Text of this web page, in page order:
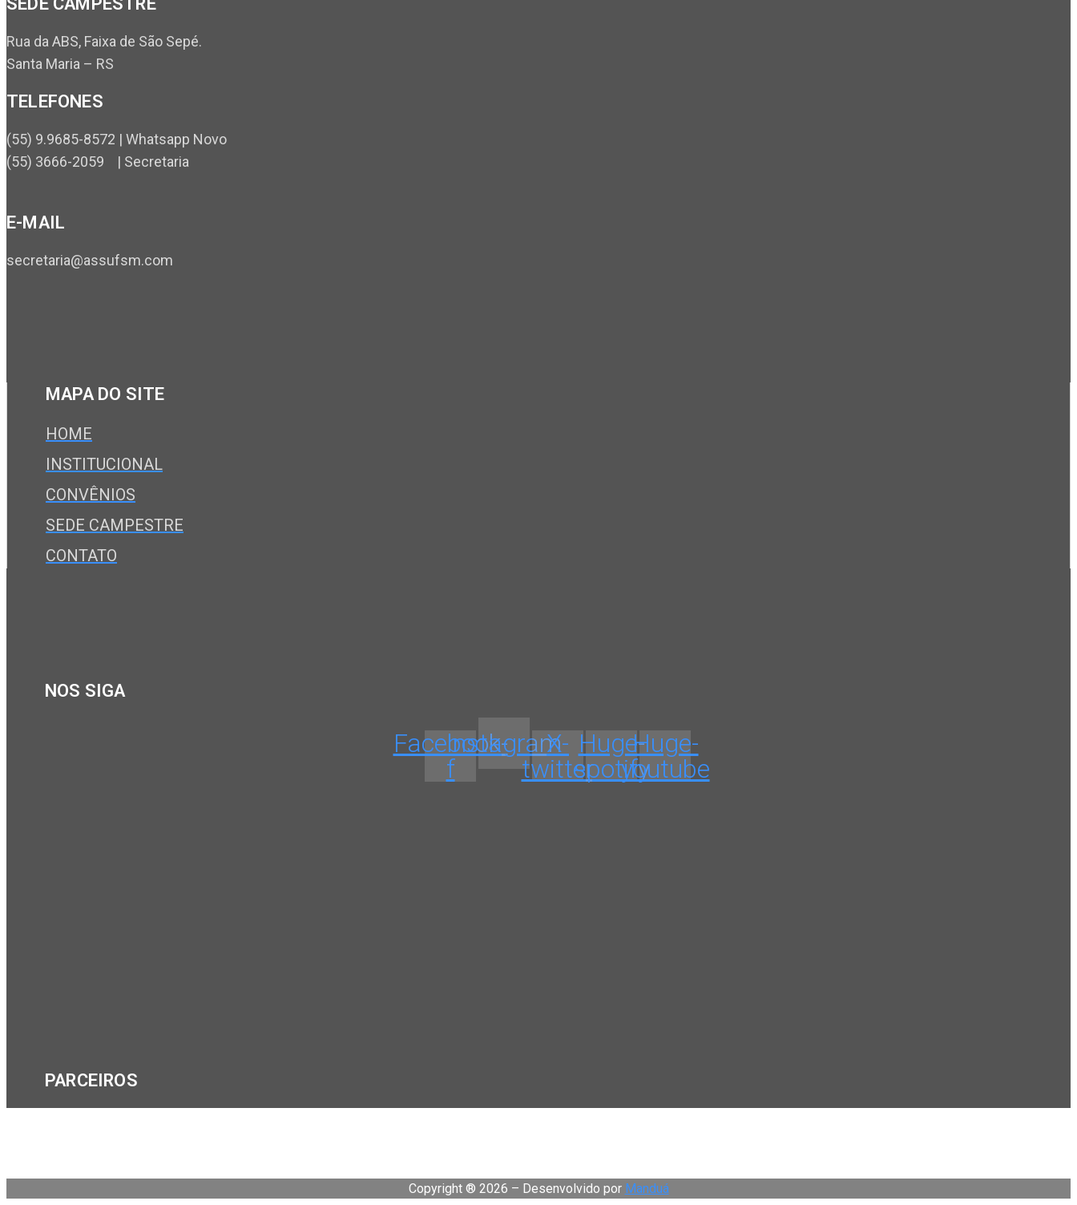
Rua da ABS, Faixa de São Sepé.
Santa Maria – RS
TELEFONES
(55) 9.9685-8572 | Whatsapp Novo
(55) 3666-2059 | Secretaria
E-MAIL
secretaria@assufsm.com
MAPA DO SITE
HOME
INSTITUCIONAL
CONVÊNIOS
SEDE CAMPESTRE
CONTATO
NOS SIGA
Facebook-
f
Instagram
X-
twitter
Huge-
spotify
Huge-
youtube
PARCEIROS
Copyright ® 2026 – Desenvolvido por Manduá